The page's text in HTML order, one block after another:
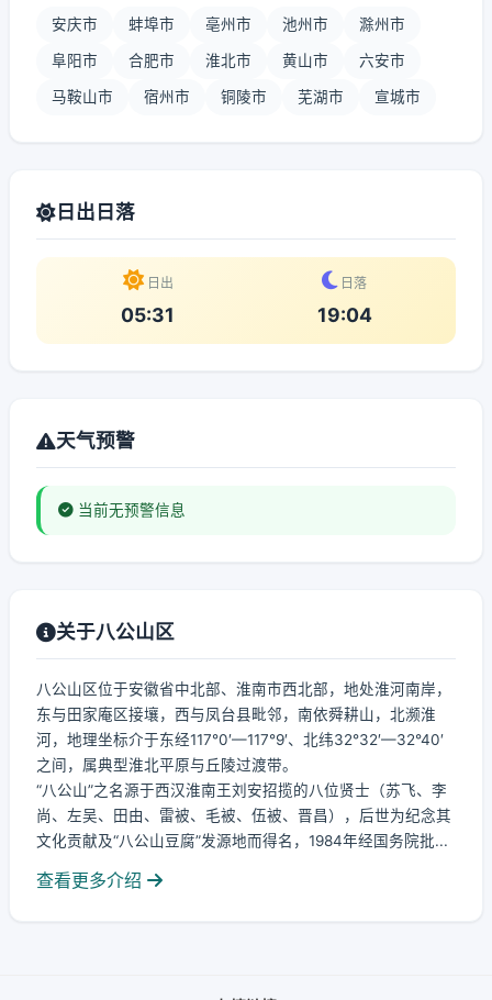
安庆市 蚌埠市 亳州市 池州市 滁州市
阜阳市 合肥市 淮北市 黄山市 六安市
马鞍山市 宿州市 铜陵市 芜湖市 宣城市
日出日落
日出
05:31
日落
19:04
天气预警
当前无预警信息
关于八公山区
八公山区位于安徽省中北部、淮南市西北部，地处淮河南岸，
东与田家庵区接壤，西与凤台县毗邻，南依舜耕山，北濒淮
河，地理坐标介于东经117°0′—117°9′、北纬32°32′—32°40′
之间，属典型淮北平原与丘陵过渡带。
“八公山”之名源于西汉淮南王刘安招揽的八位贤士（苏飞、李
尚、左吴、田由、雷被、毛被、伍被、晋昌），后世为纪念其
文化贡献及“八公山豆腐”发源地而得名，1984年经国务院批...
查看更多介绍